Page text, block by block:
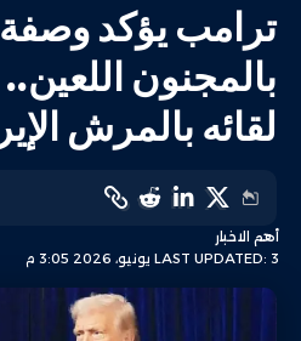
ترامب يؤكد وصفة
بالمجنون اللعين..
لقائه بالمرش
LAST UPDATED: 3 يونيو، 2026 3:05 م
أهم الاخبار